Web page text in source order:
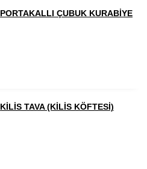
PORTAKALLI ÇUBUK KURABİYE
KİLİS TAVA (KİLİS KÖFTESİ)